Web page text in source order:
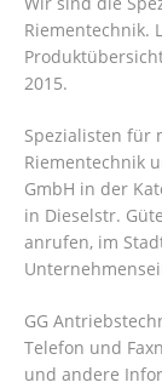
Riementechnik.
2015.
Spezialisten für
Riementechnik
GmbH in der
in Dieselstr.
anrufen, im
GG
Telefon und
und andere